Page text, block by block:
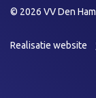
© 2026 VV Den Ham
Realisatie website